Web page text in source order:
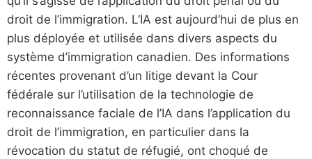
droit de l’immigration. L’IA est aujourd’hui de plus en
plus déployée et utilisée dans divers aspects du
système d’immigration canadien. Des informations
récentes provenant d’un litige devant la Cour
fédérale sur l’utilisation de la technologie de
reconnaissance faciale de l’IA dans l’application du
droit de l’immigration, en particulier dans la
révocation du statut de réfugié, ont choqué de